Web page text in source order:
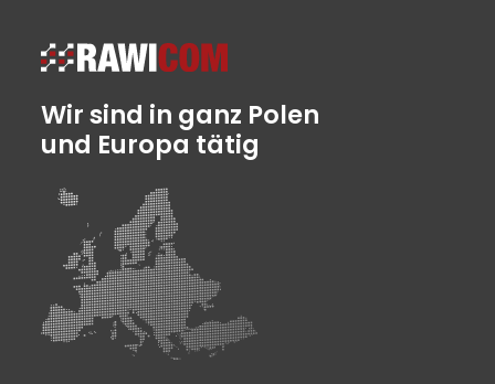
Wir sind in ganz Polen
und Europa tätig